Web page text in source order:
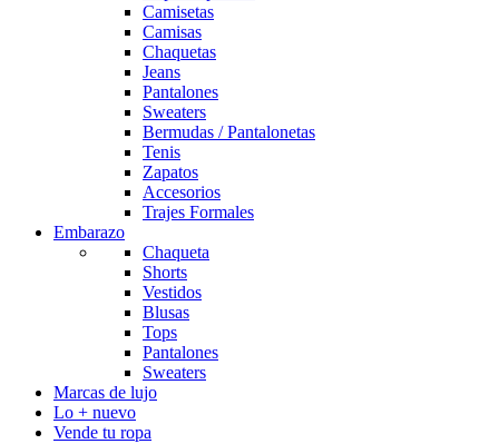
Camisetas
Camisas
Chaquetas
Jeans
Pantalones
Sweaters
Bermudas / Pantalonetas
Tenis
Zapatos
Accesorios
Trajes Formales
Embarazo
Chaqueta
Shorts
Vestidos
Blusas
Tops
Pantalones
Sweaters
Marcas de lujo
Lo + nuevo
Vende tu ropa